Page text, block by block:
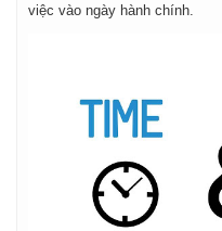
việc vào ngày hành chính.